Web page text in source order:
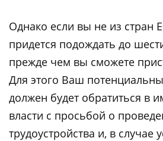
Однако если вы не из стран
придется подождать до
прежде чем вы сможете
Для этого Ваш
должен будет обратиться в
власти с просьбой о
трудоустройства и, в случае